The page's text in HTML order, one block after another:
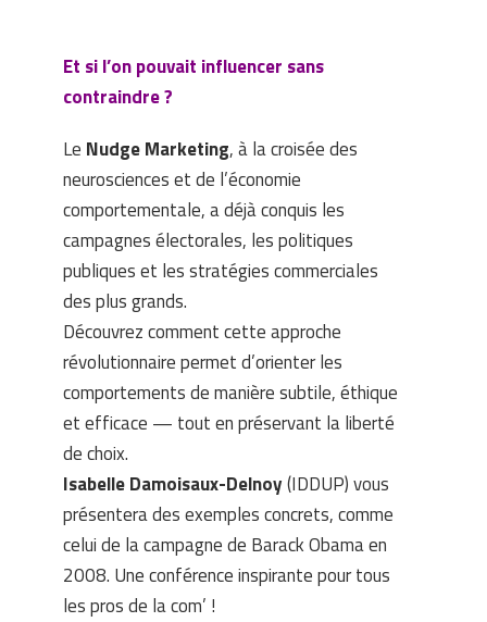
Et si l’on pouvait influencer sans
contraindre ?
Le Nudge Marketing, à la croisée des
neurosciences et de l’économie
comportementale, a déjà conquis les
campagnes électorales, les politiques
publiques et les stratégies commerciales
des plus grands.
Découvrez comment cette approche
révolutionnaire permet d’orienter les
comportements de manière subtile, éthique
et efficace — tout en préservant la liberté
de choix.
Isabelle Damoisaux-Delnoy(IDDUP) vous
présentera des exemples concrets, comme
celui de la campagne de Barack Obama en
2008. Une conférence inspirante pour tous
les pros de la com’ !